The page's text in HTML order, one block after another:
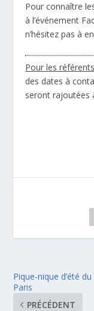
Pour connaître
à l’événement
n’hésitez pas à
Pour les
des dates à
seront rajoutées
Pique-nique d’été du
Paris
PRÉCÉDENT